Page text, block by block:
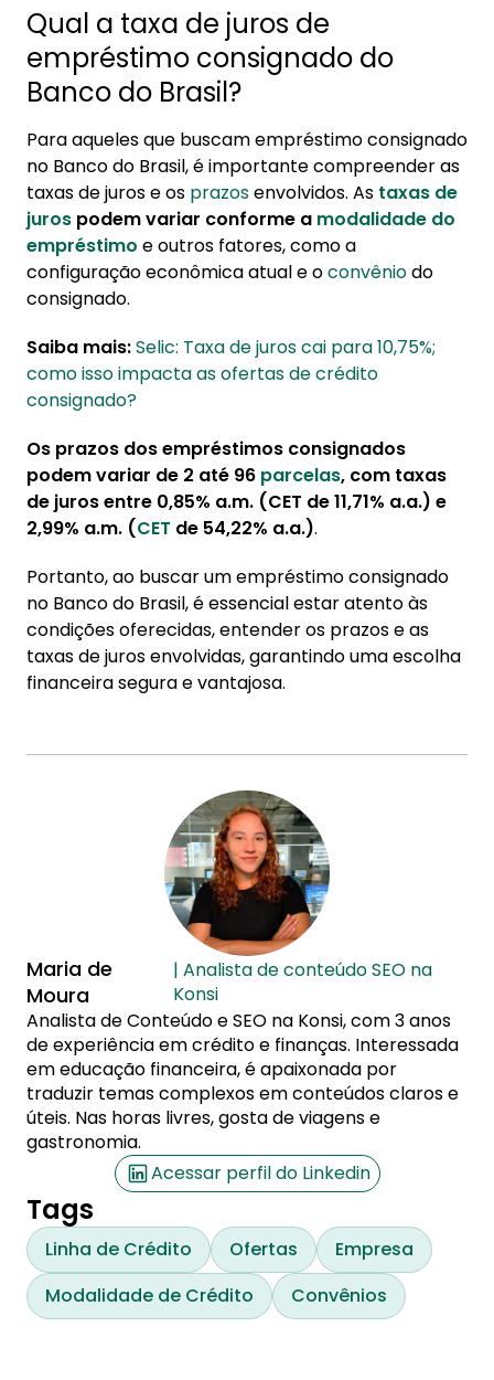
Qual a taxa de juros de
empréstimo consignado do
Banco do Brasil?
Para aqueles que buscam empréstimo consignado
no Banco do Brasil, é importante compreender as
taxas de juros e os prazosenvolvidos. As taxas de
juros podem variar conforme a modalidade do
empréstimo e outros fatores, como a
configuração econômica atual e oconvêniodo
consignado.
Saiba mais:Selic: Taxa de juros cai para 10,75%;
como isso impacta as ofertas de crédito
consignado?
Os prazos dos empréstimos consignados
podem variar de 2 até 96 parcelas, com taxas
de juros entre 0,85% a.m. (CET de 11,71% a.a.) e
2,99% a.m. (CET de 54,22% a.a.).
Portanto, ao buscar um empréstimo consignado
no Banco do Brasil, é essencial estar atento às
condições oferecidas, entender os prazos e as
taxas de juros envolvidas, garantindo uma escolha
financeira segura e vantajosa.
Maria de
Moura
| Analista de conteúdo SEO na
Konsi
Analista de Conteúdo e SEO na Konsi, com 3 anos
de experiência em crédito e finanças. Interessada
em educação financeira, é apaixonada por
traduzir temas complexos em conteúdos claros e
úteis. Nas horas livres, gosta de viagens e
gastronomia.
Acessar perfil do Linkedin
Tags
Linha de Crédito Ofertas
Empresa
Modalidade de Crédito
Convênios